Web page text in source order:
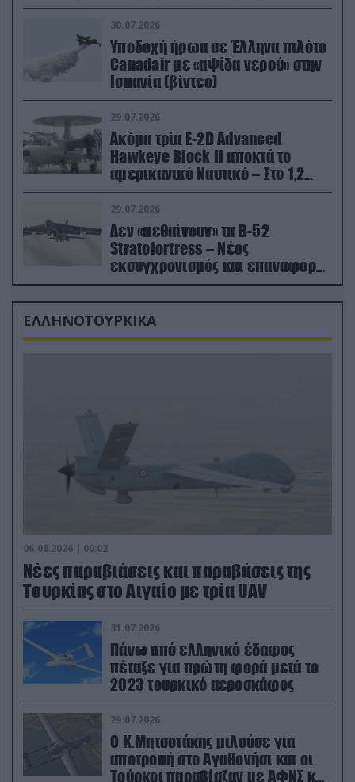
30.07.2026
Υποδοχή ήρωα σε Έλληνα πιλότο
Canadair με «αψίδα νερού» στην
Ισπανία (βίντεο)
29.07.2026
Ακόμα τρία E-2D Advanced
Hawkeye Block II αποκτά το
αμερικανικό Ναυτικό – Στο 1,2
δισ.δολάρια το κόστος
29.07.2026
Δεν «πεθαίνουν» τα Β-52
Stratofortress – Νέος
εκσυγχρονισμός και επαναφορά
από τα «νεκροταφεία»
ΕΛΛΗΝΟΤΟΥΡΚΙΚΑ
06.08.2026 | 00:02
Νέες παραβιάσεις και παραβάσεις της
Τουρκίας στο Αιγαίο με τρία UAV
31.07.2026
Πάνω από ελληνικό έδαφος
πέταξε για πρώτη φορά μετά το
2023 τουρκικό αεροσκάφος
29.07.2026
Ο Κ.Μητσοτάκης μιλούσε για
αποτροπή στο Αγαθονήσι και οι
Τούρκοι παραβίαζαν με ΑΦΝΣ και